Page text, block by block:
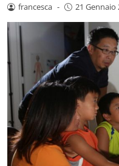
francesca - 21 Gennaio